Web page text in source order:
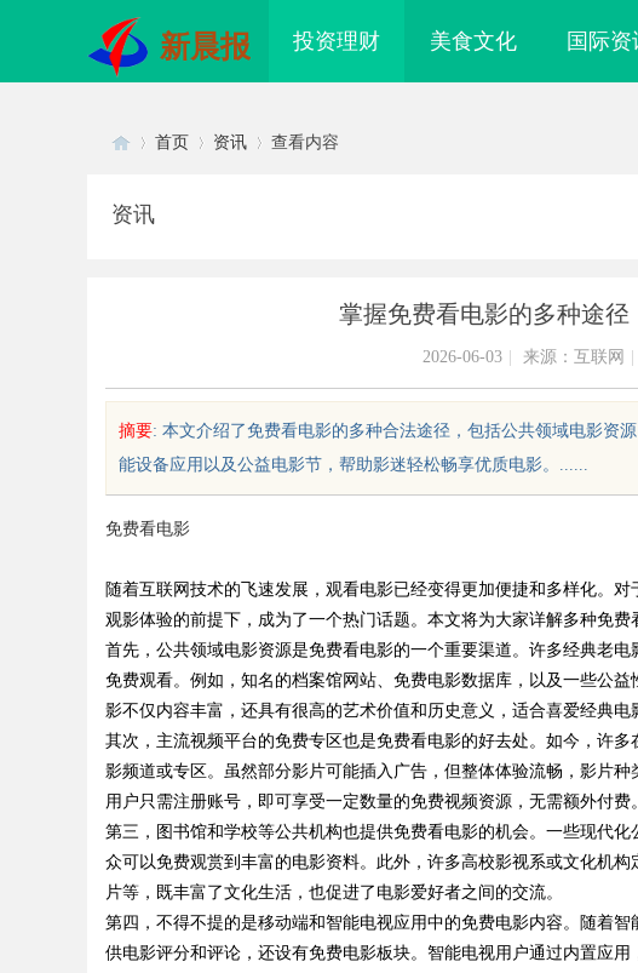
新晨报 投资理财 美食文化 国际资
uz
首页 资讯 查看内容
资讯
掌握免费看电影的多种途
2026-06-03 来源：互联网
摘要: 本文介绍了免费看电影的多种合法途径，包括公共领域电影资
能设备应用以及公益电影节，帮助影迷轻松畅享优质电影。......
免费看电影
随着互联网技术的飞速发展，观看电影已经变得更加便捷和多样化。
观影体验的前提下，成为了一个热门话题。本文将为大家详解多种免费
首先，公共领域电影资源是免费看电影的一个重要渠道。许多经典老
免费观看。例如，知名的档案馆网站、免费电影数据库，以及一些公
影不仅内容丰富，还具有很高的艺术价值和历史意义，适合喜爱经典电
其次，主流视频平台的免费专区也是免费看电影的好去处。如今，许
影频道或专区。虽然部分影片可能插入广告，但整体体验流畅，影片
用户只需注册账号，即可享受一定数量的免费视频资源，无需额外付费。
第三，图书馆和学校等公共机构也提供免费看电影的机会。一些现代
众可以免费观赏到丰富的电影资料。此外，许多高校影视系或文化机
片等，既丰富了文化生活，也促进了电影爱好者之间的交流。
第四，不得不提的是移动端和智能电视应用中的免费电影内容。随着
供电影评分和评论，还设有免费电影板块。智能电视用户通过内置应
眼镜 上海配眼镜